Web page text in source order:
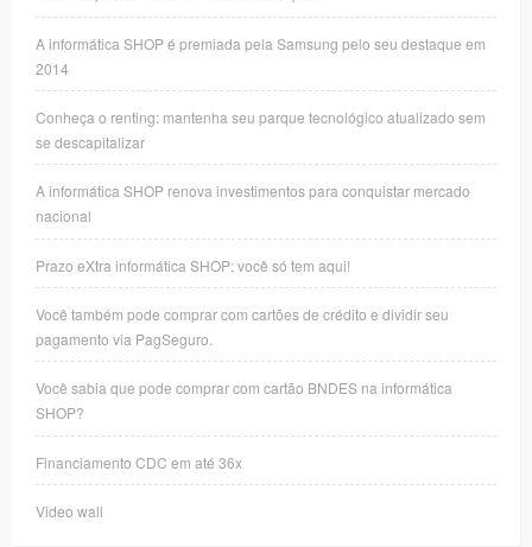
A informática SHOP é premiada pela Samsung pelo seu destaque em
2014
Conheça o renting: mantenha seu parque tecnológico atualizado sem
se descapitalizar
A informática SHOP renova investimentos para conquistar mercado
nacional
Prazo eXtra informática SHOP: você só tem aqui!
Você também pode comprar com cartões de crédito e dividir seu
pagamento via PagSeguro.
Você sabia que pode comprar com cartão BNDES na informática
SHOP?
Financiamento CDC em até 36x
Video wall